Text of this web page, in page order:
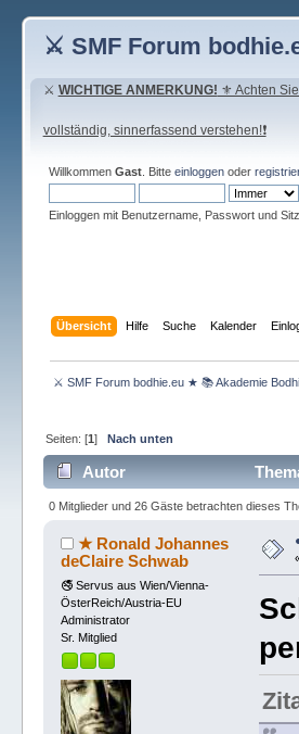
⚔ SMF Forum
⚔ WICHTIGE ANMERKUNG! ⚜ Achten
vollständig, sinnerfassend verstehen!❗
Willkommen Gast. Bitte einloggenoder
Einloggen mit Benutzername, Passwort und
Übersicht Hilfe Suche Kalender
⚔ SMF Forum bodhie.eu ★ 📚 Akademie
Seiten: [1] Nach unten
Autor
0 Mitglieder und 26 Gäste betrachten dieses
★ Ronald Johannes
deClaire Schwab
🚭 Servus aus Wien/Vienna-
ÖsterReich/Austria-EU
Administrator
Sr. Mitglied